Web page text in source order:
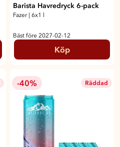
Barista Havredryck 6-pack
Fazer | 6x1 l
Bäst före 2027-02-12
Köp
-40% Räddad